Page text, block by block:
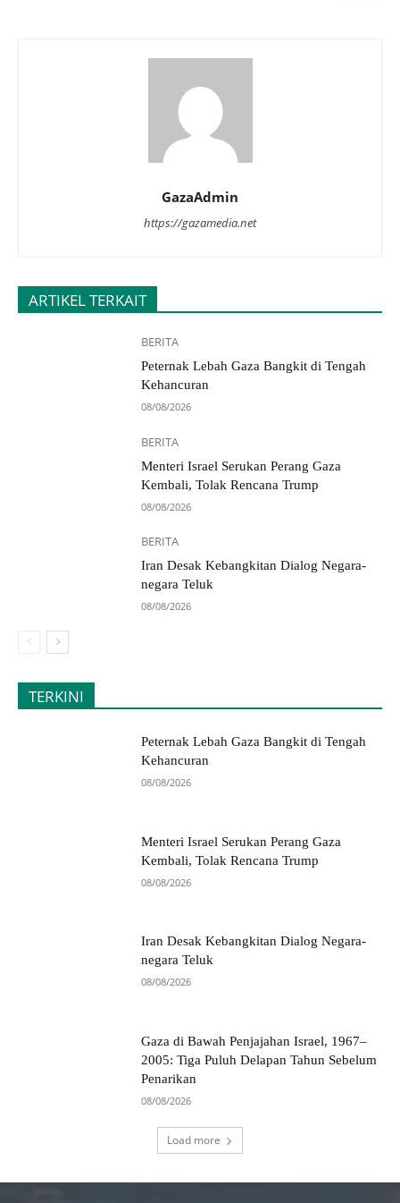
GazaAdmin
https://gazamedia.net
ARTIKEL TERKAIT
BERITA
Peternak Lebah Gaza Bangkit di Tengah
Kehancuran
08/08/2026
BERITA
Menteri Israel Serukan Perang Gaza
Kembali, Tolak Rencana Trump
08/08/2026
BERITA
Iran Desak Kebangkitan Dialog Negara-
negara Teluk
08/08/2026
TERKINI
Peternak Lebah Gaza Bangkit di Tengah
Kehancuran
08/08/2026
Menteri Israel Serukan Perang Gaza
Kembali, Tolak Rencana Trump
08/08/2026
Iran Desak Kebangkitan Dialog Negara-
negara Teluk
08/08/2026
Gaza di Bawah Penjajahan Israel, 1967–
2005: Tiga Puluh Delapan Tahun Sebelum
Penarikan
08/08/2026
Load more